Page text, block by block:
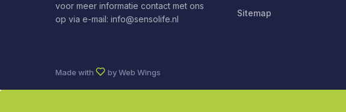
voor meer informatie contact met ons
op via e-mail: info@sensolife.nl
Sitemap
Made with byWeb Wings